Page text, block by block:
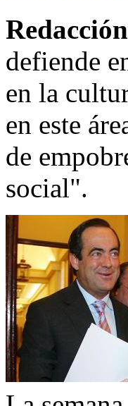
defiende
en la
en este
de
social".